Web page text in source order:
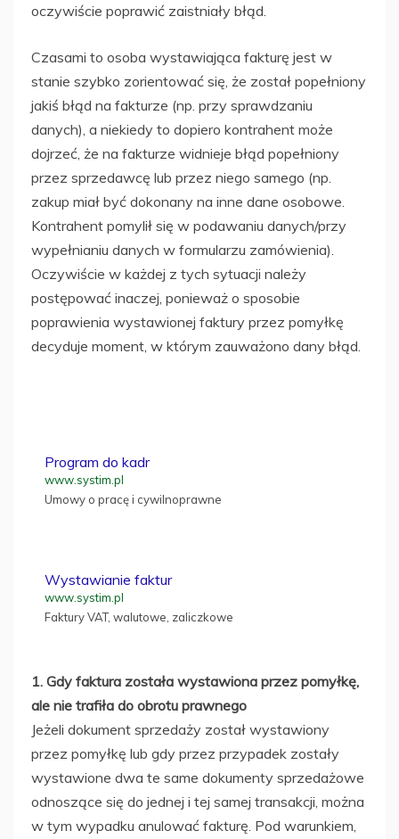
oczywiście poprawić zaistniały błąd.
Czasami to osoba wystawiająca fakturę jest w
stanie szybko zorientować się, że został popełniony
jakiś błąd na fakturze (np. przy sprawdzaniu
danych), a niekiedy to dopiero kontrahent może
dojrzeć, że na fakturze widnieje błąd popełniony
przez sprzedawcę lub przez niego samego (np.
zakup miał być dokonany na inne dane osobowe.
Kontrahent pomylił się w podawaniu danych/przy
wypełnianiu danych w formularzu zamówienia).
Oczywiście w każdej z tych sytuacji należy
postępować inaczej, ponieważ o sposobie
poprawienia wystawionej faktury przez pomyłkę
decyduje moment, w którym zauważono dany błąd.
Program do kadr
www.systim.pl
Umowy o pracę i cywilnoprawne
Wystawianie faktur
www.systim.pl
Faktury VAT, walutowe, zaliczkowe
1. Gdy faktura została wystawiona przez pomyłkę,
ale nie trafiła do obrotu prawnego
Jeżeli dokument sprzedaży został wystawiony
przez pomyłkę lub gdy przez przypadek zostały
wystawione dwa te same dokumenty sprzedażowe
odnoszące się do jednej i tej samej transakcji, można
w tym wypadku anulować fakturę. Pod warunkiem,